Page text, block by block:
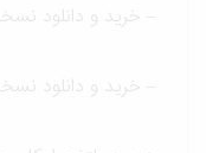
– خرید و دانلود نسخه
– خرید و دانلود نسخه